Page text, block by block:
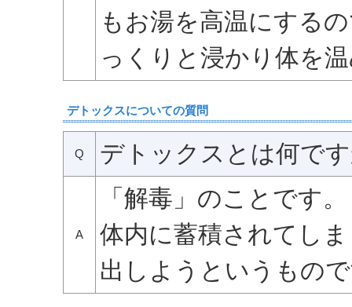
もお湯を高温にする
っくりと浸かり体を
デトックスについての質問
Q デトックスとは何で
A
「解毒」のことです。
体内に蓄積されてし
出しようというもの